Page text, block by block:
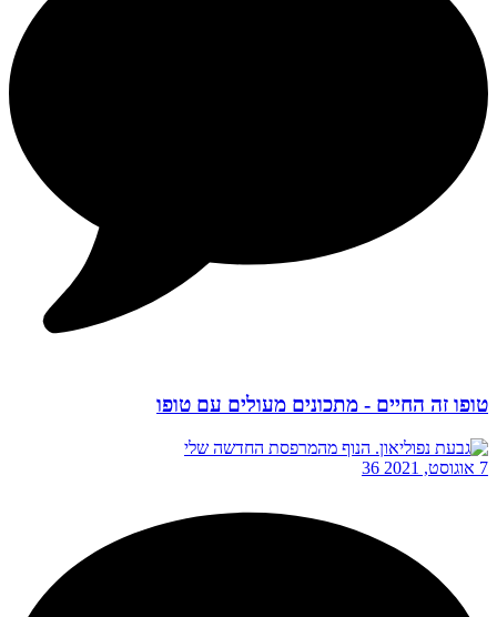
טופו זה החיים - מתכונים מעולים עם טופו
7 אוגוסט, 2021 36